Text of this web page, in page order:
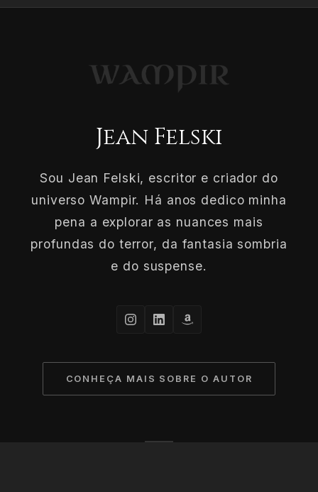
Jean Felski
Sou Jean Felski, escritor e criador do
universo Wampir. Há anos dedico minha
pena a explorar as nuances mais
profundas do terror, da fantasia sombria
e do suspense.
CONHEÇA MAIS SOBRE O AUTOR